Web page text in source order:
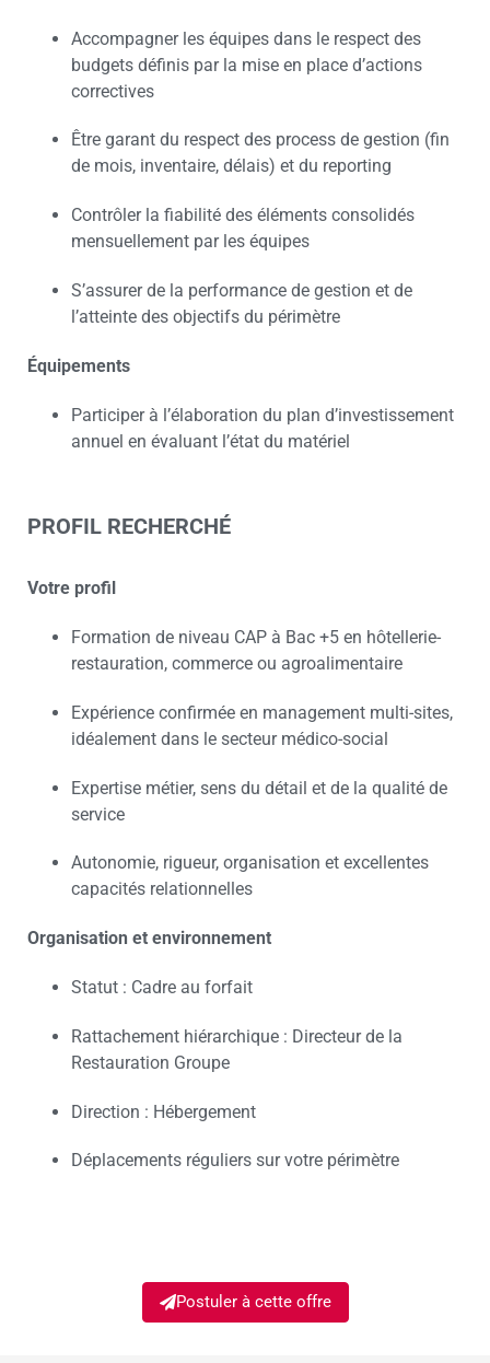
Accompagner les équipes dans le respect des
budgets définis par la mise en place d’actions
correctives
Être garant du respect des process de gestion (fin
de mois, inventaire, délais) et du reporting
Contrôler la fiabilité des éléments consolidés
mensuellement par les équipes
S’assurer de la performance de gestion et de
l’atteinte des objectifs du périmètre
Équipements
Participer à l’élaboration du plan d’investissement
annuel en évaluant l’état du matériel
PROFIL RECHERCHÉ
Votre profil
Formation de niveau CAP à Bac +5 en hôtellerie-
restauration, commerce ou agroalimentaire
Expérience confirmée en management multi-sites,
idéalement dans le secteur médico-social
Expertise métier, sens du détail et de la qualité de
service
Autonomie, rigueur, organisation et excellentes
capacités relationnelles
Organisation et environnement
Statut : Cadre au forfait
Rattachement hiérarchique : Directeur de la
Restauration Groupe
Direction : Hébergement
Déplacements réguliers sur votre périmètre
Postuler à cette offre